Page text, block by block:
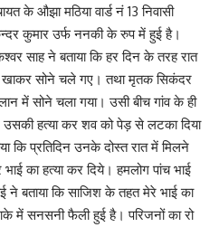
के औझा मठिया वार्ड नं 13 निवासी
कुमार उर्फ ननकी के रुप में हुई है।
साह ने बताया कि हर दिन के तरह रात
खाकर सोने चले गए। तथा मृतक सिकंदर
में सोने चला गया। उसी बीच गांव के ही
हत्या कर शव को पेड़ से लटका दिया
कि प्रतिदिन उनके दोस्त रात में मिलने
का हत्या कर दिये। हमलोग पांच भाई
बताया कि साजिश के तहत मेरे भाई का
में सनसनी फैली हुई है। परिजनों का रो